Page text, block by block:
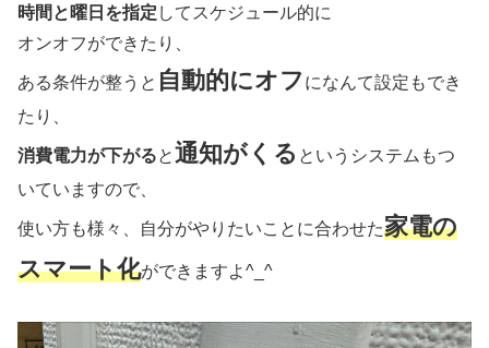
時間と曜日を指定 してスケジュール的に
オンオフができたり、
ある条件が整うと 自動的にオフ になんて設定もでき
たり、
消費電力が下がると通知がくる というシステムもつ
いていますので、
使い方も様々、自分がやりたいことに合わせた家電の
スマート化ができますよ^_^